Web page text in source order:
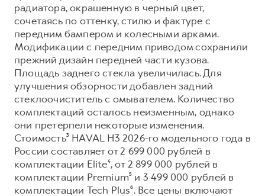
Коллекция PRO
Коллекция Базовая
Коллекция Детская
Коллекция Детская
радиатора, окрашенную в черный цвет,
сочетаясь по оттенку, стилю и фактуре с
передним бампером и колесными арками.
Модификации с передним приводом сохранили
прежний дизайн передней части кузова.
Площадь заднего стекла увеличилась. Для
улучшения обзорности добавлен задний
стеклоочиститель с омывателем. Количество
комплектаций осталось неизменным, однако
они претерпели некоторые изменения.
Стоимость³ HAVAL H3 2026-го модельного года в
России составляет от 2 699 000 рублей в
комплектации Elite⁴, от 2 899 000 рублей в
комплектации Premium⁵ и 3 499 000 рублей в
комплектации Tech Plus⁶. Все цены включают